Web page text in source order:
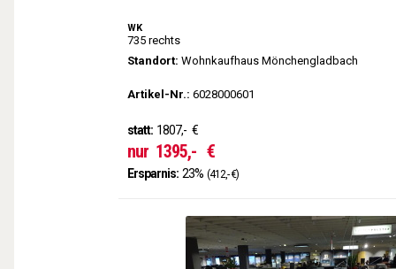
WK
735 rechts
Standort: Wohnkaufhaus Mönchengladbach
Artikel-Nr.: 6028000601
statt: 1807,- €
nur 1395,- €
Ersparnis: 23% (412,- €)